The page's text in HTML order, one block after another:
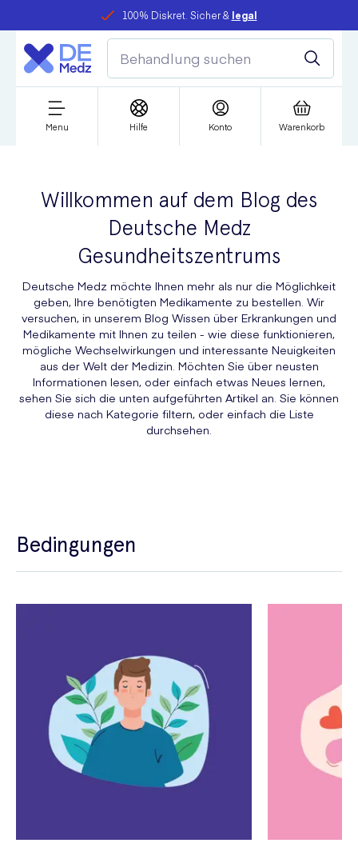
100% Diskret. Sicher & legal
Menu Hilfe Konto Warenkorb
Willkommen auf dem Blog des
Deutsche Medz
Gesundheitszentrums
Deutsche Medz möchte Ihnen mehr als nur die Möglichkeit
geben, Ihre benötigten Medikamente zu bestellen. Wir
versuchen, in unserem Blog Wissen über Erkrankungen und
Medikamente mit Ihnen zu teilen - wie diese funktionieren,
mögliche Wechselwirkungen und interessante Neuigkeiten
aus der Welt der Medizin. Möchten Sie über neusten
Informationen lesen, oder einfach etwas Neues lernen,
sehen Sie sich die unten aufgeführten Artikel an. Sie können
diese nach Kategorie filtern, oder einfach die Liste
durchsehen.
Bedingungen